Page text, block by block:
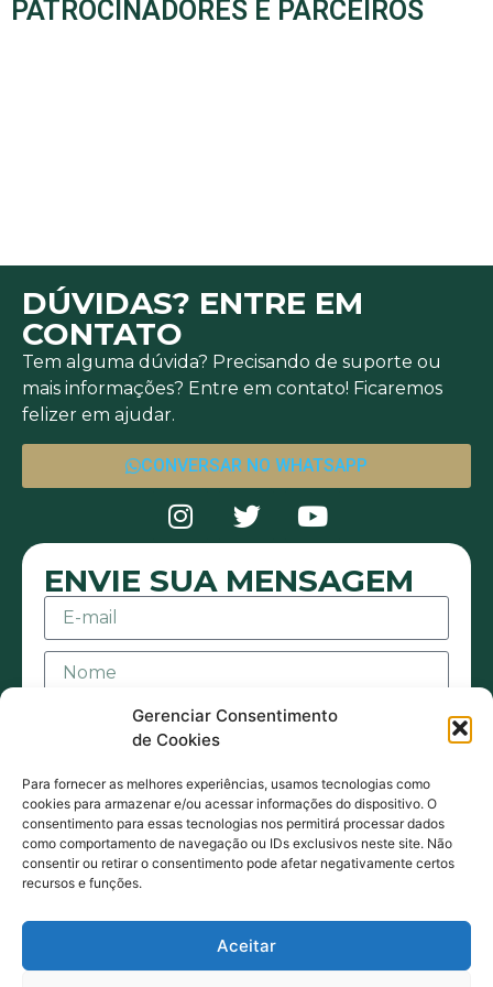
Gerenciar Consentimento
de Cookies
Para fornecer as melhores experiências, usamos tecnologias como
cookies para armazenar e/ou acessar informações do dispositivo. O
consentimento para essas tecnologias nos permitirá processar dados
como comportamento de navegação ou IDs exclusivos neste site. Não
consentir ou retirar o consentimento pode afetar negativamente certos
recursos e funções.
Aceitar
PATROCINADORES E PARCEIROS
DÚVIDAS? ENTRE EM
CONTATO
Tem alguma dúvida? Precisando de suporte ou
mais informações? Entre em contato! Ficaremos
felizer em ajudar.
CONVERSAR NO WHATSAPP
ENVIE SUA MENSAGEM
Aceito receber mensagens ou e-mails sejam
eles de contato ou promocionais. Também
estou de acordo com acordo com a Política
de Privacidade.
ENVIAR MENSAGEM